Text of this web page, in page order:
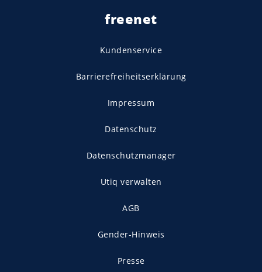
freenet
Kundenservice
Barrierefreiheitserklärung
Impressum
Datenschutz
Datenschutzmanager
Utiq verwalten
AGB
Gender-Hinweis
Presse